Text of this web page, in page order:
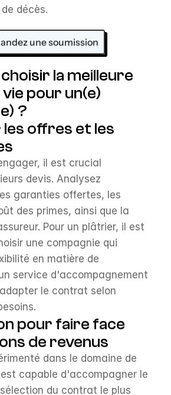
décès.
une soumission
la meilleure
pour un(e)
?
offres et les
il est crucial
devis. Analysez
garanties offertes, les
des primes, ainsi que la
Pour un plâtrier, il est
une compagnie qui
en matière de
service d'accompagnement
le contrat selon
pour faire face
de revenus
dans le domaine de
capable d'accompagner le
du contrat le plus